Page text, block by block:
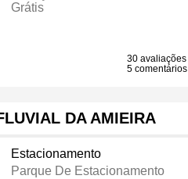
Grátis
30 avaliações
5 comentários
DA AMIEIRA
Estacionamento
Parque De Estacionamento